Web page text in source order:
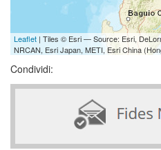
Leaflet | Tiles © Esri — Source: Esri,
NRCAN, Esri Japan, METI, Esri China
Condividi: